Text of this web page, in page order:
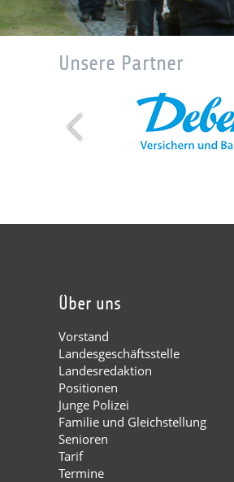
Unsere Partner
Über uns
Vorstand
Landesgeschäftsstelle
Landesredaktion
Positionen
Junge Polizei
Familie und Gleichstellung
Senioren
Tarif
Termine